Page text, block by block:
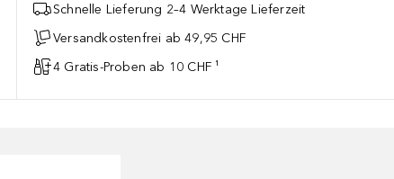
Schnelle Lieferung 2–4 Werktage Lieferzeit
Versandkostenfrei ab 49,95 CHF
4 Gratis-Proben ab 10 CHF ¹